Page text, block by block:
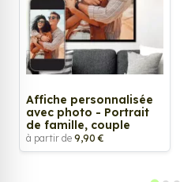
Affiche personnalisée
avec photo - Portrait
de famille, couple
à partir de 9,90 €